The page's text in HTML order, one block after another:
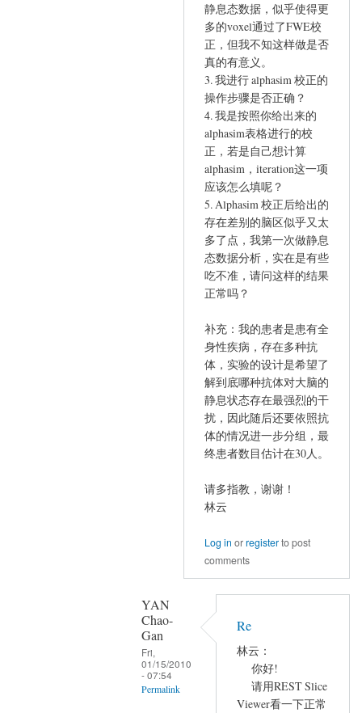
静息态数据，似乎使得更
多的voxel通过了FWE校
正，但我不知这样做是否
真的有意义。
3. 我进行 alphasim 校正的
操作步骤是否正确？
4. 我是按照你给出来的
alphasim表格进行的校
正，若是自己想计算
alphasim，iteration这一项
应该怎么填呢？
5. Alphasim 校正后给出的
存在差别的脑区似乎又太
多了点，我第一次做静息
态数据分析，实在是有些
吃不准，请问这样的结果
正常吗？
补充：我的患者是患有全
身性疾病，存在多种抗
体，实验的设计是希望了
解到底哪种抗体对大脑的
静息状态存在最强烈的干
扰，因此随后还要依照抗
体的情况进一步分组，最
终患者数目估计在30人。
请多指教，谢谢！
林云
Log in orregisterto post
comments
YAN
Chao-
Gan
Fri,
01/15/2010
- 07:54
Permalink
Re
林云：
你好!
请用REST Slice
Viewer看一下正常